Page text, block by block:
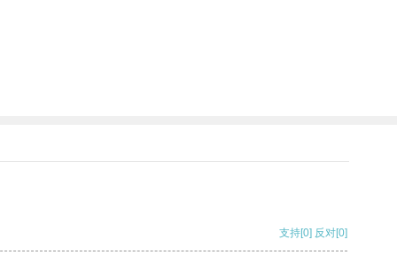
支持[0] 反对[0]